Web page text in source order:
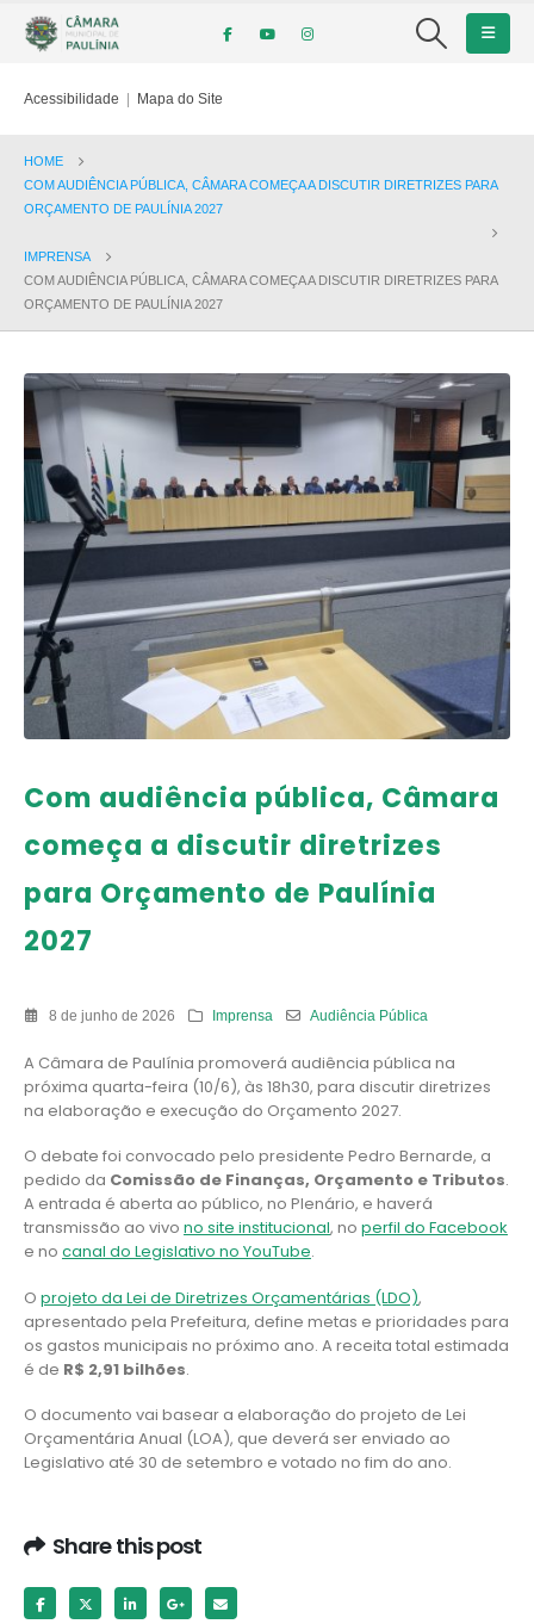
Acessibilidade | Mapa do Site
HOME
COM AUDIÊNCIA PÚBLICA, CÂMARA COMEÇA A DISCUTIR DIRETRIZES PARA
ORÇAMENTO DE PAULÍNIA 2027
IMPRENSA
COM AUDIÊNCIA PÚBLICA, CÂMARA COMEÇA A DISCUTIR DIRETRIZES PARA
ORÇAMENTO DE PAULÍNIA 2027
Com audiência pública, Câmara
começa a discutir diretrizes
para Orçamento de Paulínia
2027
8 de junho de 2026 Imprensa Audiência Pública
A Câmara de Paulínia promoverá audiência pública na
próxima quarta-feira (10/6), às 18h30, para discutir diretrizes
na elaboração e execução do Orçamento 2027.
O debate foi convocado pelo presidente Pedro Bernarde, a
pedido da Comissão de Finanças, Orçamento e Tributos.
A entrada é aberta ao público, no Plenário, e haverá
transmissão ao vivo no site institucional, no perfil do Facebook
e no canal do Legislativo no YouTube.
O projeto da Lei de Diretrizes Orçamentárias (LDO),
apresentado pela Prefeitura, define metas e prioridades para
os gastos municipais no próximo ano. A receita total estimada
é de R$ 2,91 bilhões.
O documento vai basear a elaboração do projeto de Lei
Orçamentária Anual (LOA), que deverá ser enviado ao
Legislativo até 30 de setembro e votado no fim do ano.
Share this post